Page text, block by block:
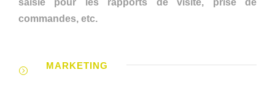
commandes, etc.
MARKETING